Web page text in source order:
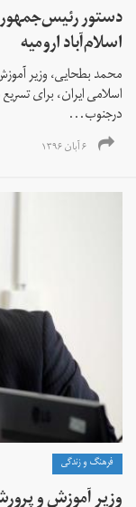
دستور رئیس‌جمهور
اسلام‌آباد ارومیه
محمد بطحایی، وزیر
اسلامی ایران، برای
درجنوب...
۶ آبان ۱۳۹۶
فرهنگ و زندگی